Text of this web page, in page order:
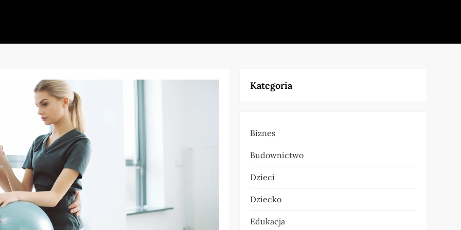
Kategoria
Biznes
Budownictwo
Dzieci
Dziecko
Edukacja